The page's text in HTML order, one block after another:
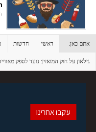
אתם כאן: ראשי חדשות
גילאון על חוק המואזין: נועד לספק
עקבו אחרינו